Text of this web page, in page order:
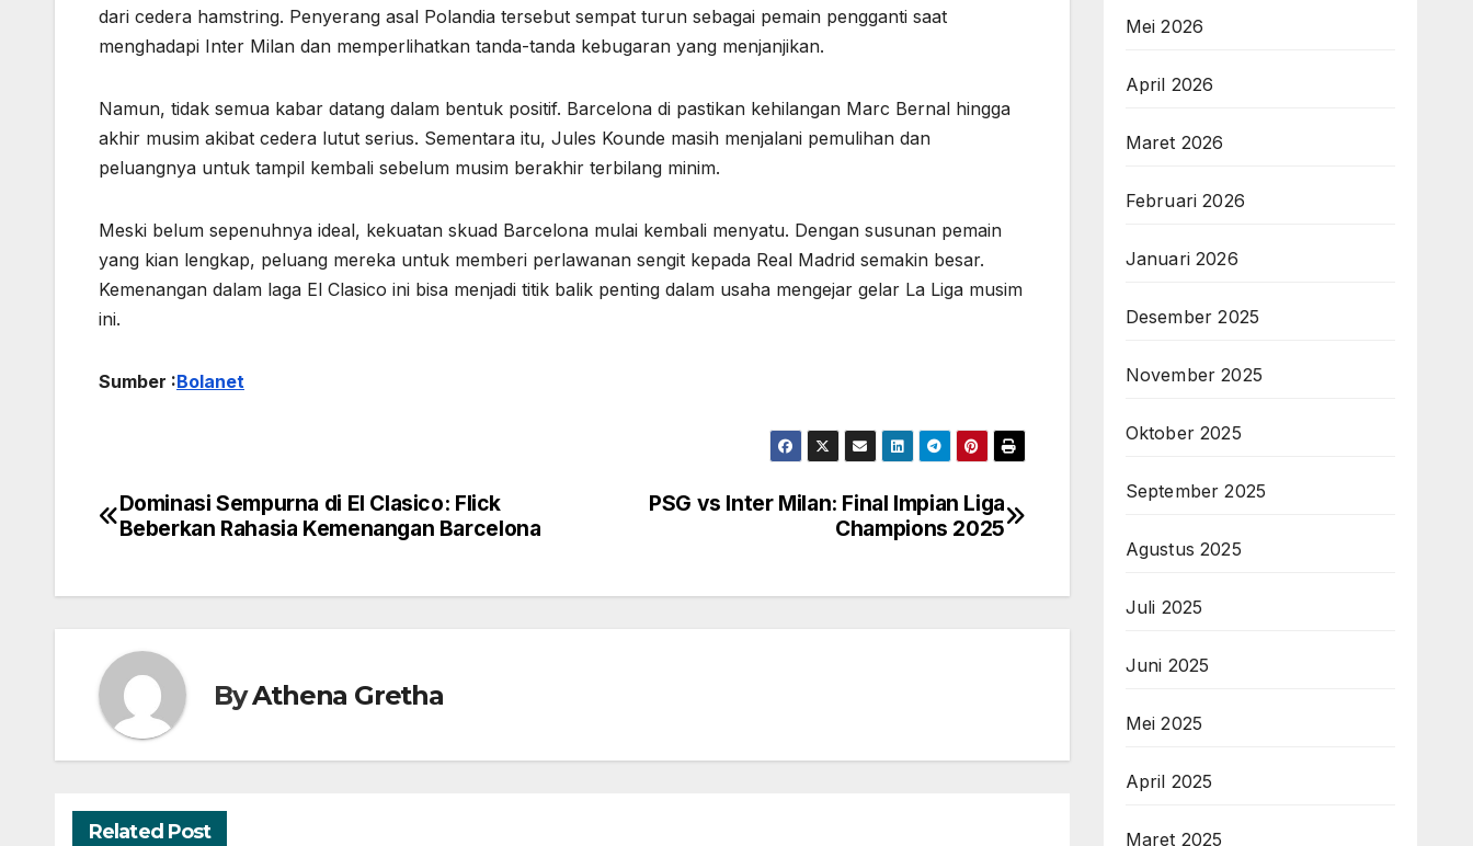
dari cedera hamstring. Penyerang asal Polandia tersebut sempat turun sebagai pemain pengganti saat
menghadapi Inter Milan dan memperlihatkan tanda-tanda kebugaran yang menjanjikan.
Namun, tidak semua kabar datang dalam bentuk positif. Barcelona di pastikan kehilangan Marc Bernal hingga
akhir musim akibat cedera lutut serius. Sementara itu, Jules Kounde masih menjalani pemulihan dan
peluangnya untuk tampil kembali sebelum musim berakhir terbilang minim.
Meski belum sepenuhnya ideal, kekuatan skuad Barcelona mulai kembali menyatu. Dengan susunan pemain
yang kian lengkap, peluang mereka untuk memberi perlawanan sengit kepada Real Madrid semakin besar.
Kemenangan dalam laga El Clasico ini bisa menjadi titik balik penting dalam usaha mengejar gelar La Liga musim
ini.
Sumber :Bolanet
Navigasi
PSG vs Inter Milan: Final Impian Liga
Champions 2025
Dominasi Sempurna di El Clasico: Flick
Beberkan Rahasia Kemenangan Barcelona
ByAthena Gretha
Related Post
Mei 2026
April 2026
Maret 2026
Februari 2026
Januari 2026
Desember 2025
November 2025
Oktober 2025
September 2025
Agustus 2025
Juli 2025
Juni 2025
Mei 2025
April 2025
Maret 2025